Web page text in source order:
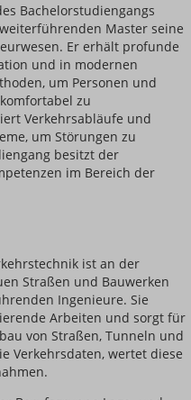
Bachelorstudiengangs
Master seine
Er erhält profunde
und in modernen
um Personen und
zu
Verkehrsabläufe und
um Störungen zu
besitzt der
im Bereich der
ist an der
Straßen und Bauwerken
Ingenieure. Sie
Arbeiten und sorgt für
von Straßen, Tunneln und
Verkehrsdaten, wertet diese